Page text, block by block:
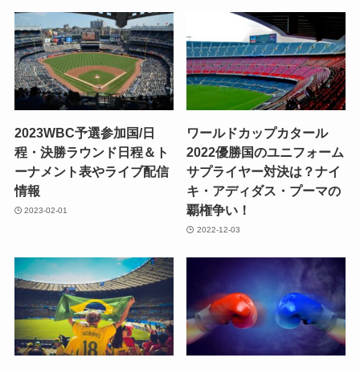
2023WBC予選参加国/日
程・決勝ラウンド日程＆ト
ーナメント表やライブ配信
情報
2023-02-01
ワールドカップカタール
2022優勝国のユニフォーム
サプライヤー対決は？ナイ
キ・アディダス・プーマの
覇権争い！
2022-12-03